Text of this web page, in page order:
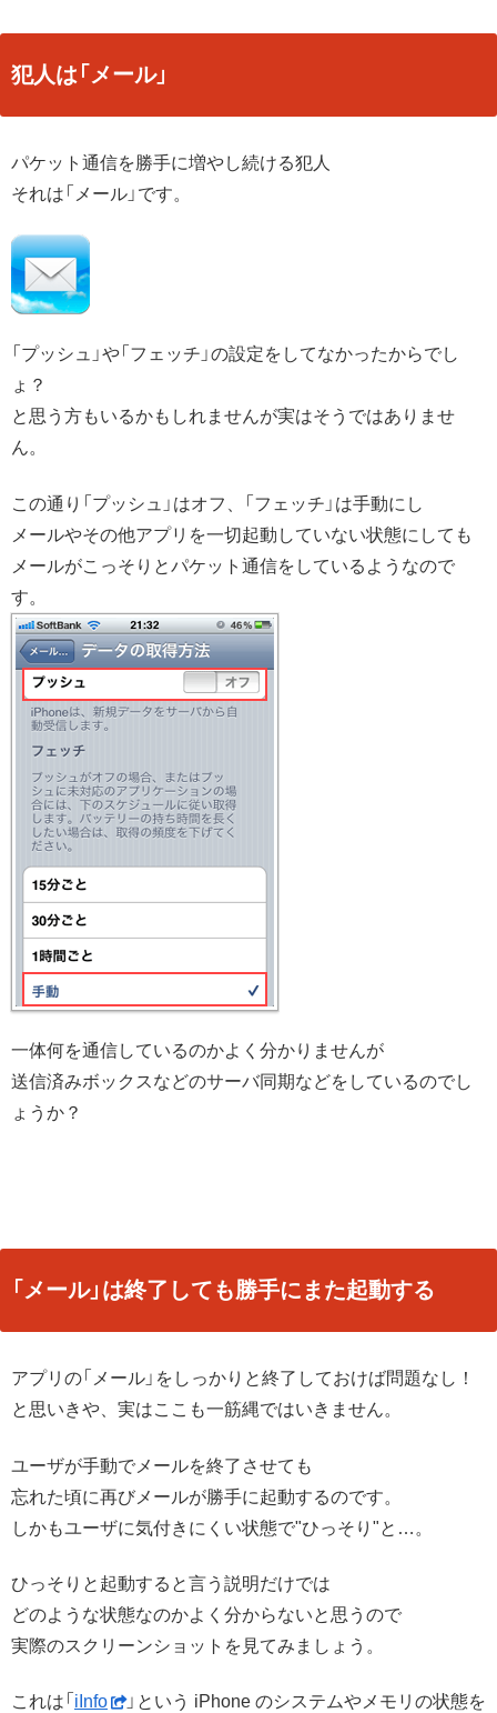
犯人は「メール」
パケット通信を勝手に増やし続ける犯人
それは「メール」です。
「プッシュ」や「フェッチ」の設定をしてなかったからでし
ょ？
と思う方もいるかもしれませんが実はそうではありませ
ん。
この通り「プッシュ」はオフ、「フェッチ」は手動にし
メールやその他アプリを一切起動していない状態にしても
メールがこっそりとパケット通信をしているようなので
す。
一体何を通信しているのかよく分かりませんが
送信済みボックスなどのサーバ同期などをしているのでし
ょうか？
「メール」は終了しても勝手にまた起動する
アプリの「メール」をしっかりと終了しておけば問題なし！
と思いきや、実はここも一筋縄ではいきません。
ユーザが手動でメールを終了させても
忘れた頃に再びメールが勝手に起動するのです。
しかもユーザに気付きにくい状態で"ひっそり"と…。
ひっそりと起動すると言う説明だけでは
どのような状態なのかよく分からないと思うので
実際のスクリーンショットを見てみましょう。
これは「 iInfo
」という iPhone のシステムやメモリの状態を